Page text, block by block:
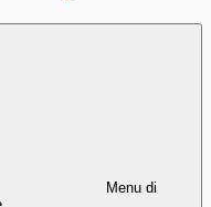
Menu di